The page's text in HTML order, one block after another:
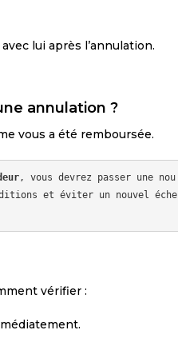
lui après l’annulation.
annulation ?
vous a été remboursée.
, vous devrez passer une nou
et éviter un nouvel éche
vérifier :